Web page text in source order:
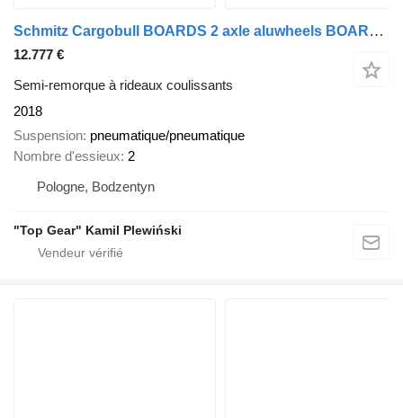
Schmitz Cargobull BOARDS 2 axle aluwheels BOARDWAND from DE Germany TOP1 CODNITION
12.777 €
Semi-remorque à rideaux coulissants
2018
Suspension pneumatique/pneumatique
Nombre d'essieux 2
Pologne, Bodzentyn
"Top Gear" Kamil Plewiński